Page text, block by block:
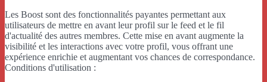
Les Boost sont des fonctionnalités payantes permettant aux
utilisateurs de mettre en avant leur profil sur le feed et le fil
d'actualité des autres membres. Cette mise en avant augmente la
visibilité et les interactions avec votre profil, vous offrant une
expérience enrichie et augmentant vos chances de correspondance.
Conditions d'utilisation :